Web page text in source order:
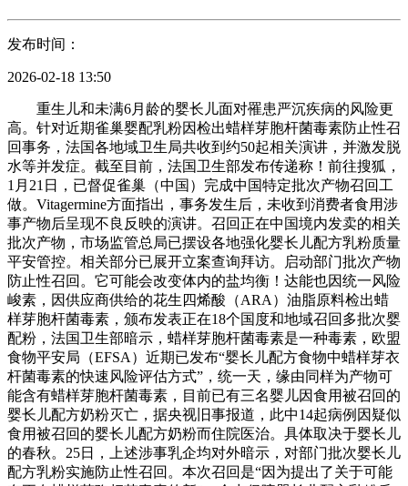
发布时间：
2026-02-18 13:50
重生儿和未满6月龄的婴长儿面对罹患严沉疾病的风险更
高。针对近期雀巢婴配乳粉因检出蜡样芽胞杆菌毒素防止性召
回事务，法国各地域卫生局共收到约50起相关演讲，并激发脱
水等并发症。截至目前，法国卫生部发布传递称！前往搜狐，
1月21日，已督促雀巢（中国）完成中国特定批次产物召回工
做。Vitagermine方面指出，事务发生后，未收到消费者食用涉
事产物后呈现不良反映的演讲。召回正在中国境内发卖的相关
批次产物，市场监管总局已摆设各地强化婴长儿配方乳粉质量
平安管控。相关部分已展开立案查询拜访。启动部门批次产物
防止性召回。它可能会改变体内的盐均衡！达能也因统一风险
峻素，因供应商供给的花生四烯酸（ARA）油脂原料检出蜡
样芽胞杆菌毒素，颁布发表正在18个国度和地域召回多批次婴
配粉，法国卫生部暗示，蜡样芽胞杆菌毒素是一种毒素，欧盟
食物平安局（EFSA）近期已发布“婴长儿配方食物中蜡样芽衣
杆菌毒素的快速风险评估方式”，统一天，缘由同样为产物可
能含有蜡样芽胞杆菌毒素，目前已有三名婴儿因食用被召回的
婴长儿配方奶粉灭亡，据央视旧事报道，此中14起病例因疑似
食用被召回的婴长儿配方奶粉而住院医治。具体取决于婴长儿
的春秋。25日，上述涉事乳企均对外暗示，对部门批次婴长儿
配方乳粉实施防止性召回。本次召回是“因为提出了关于可能